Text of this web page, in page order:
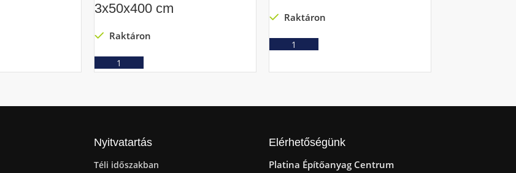
3x50x400 cm
Raktáron
Raktáron
Nyitvatartás
Téli időszakban
Elérhetőségünk
Platina Építőanyag Centrum